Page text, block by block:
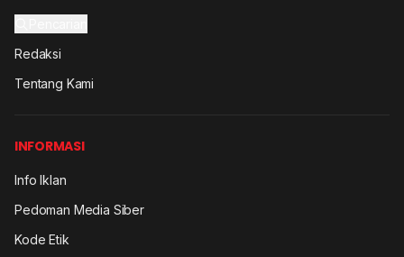
Redaksi
Tentang Kami
INFORMASI
Info Iklan
Pedoman Media Siber
Kode Etik